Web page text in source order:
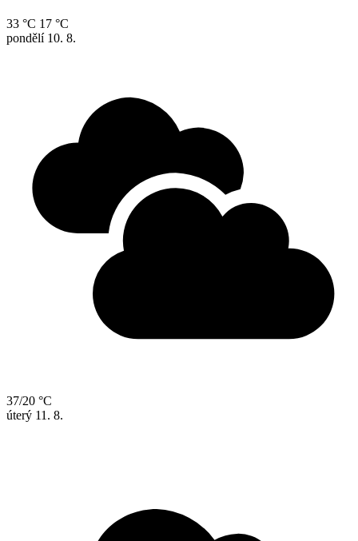
33 °C 17 °C
pondělí 10. 8.
37/20 °C
úterý 11. 8.